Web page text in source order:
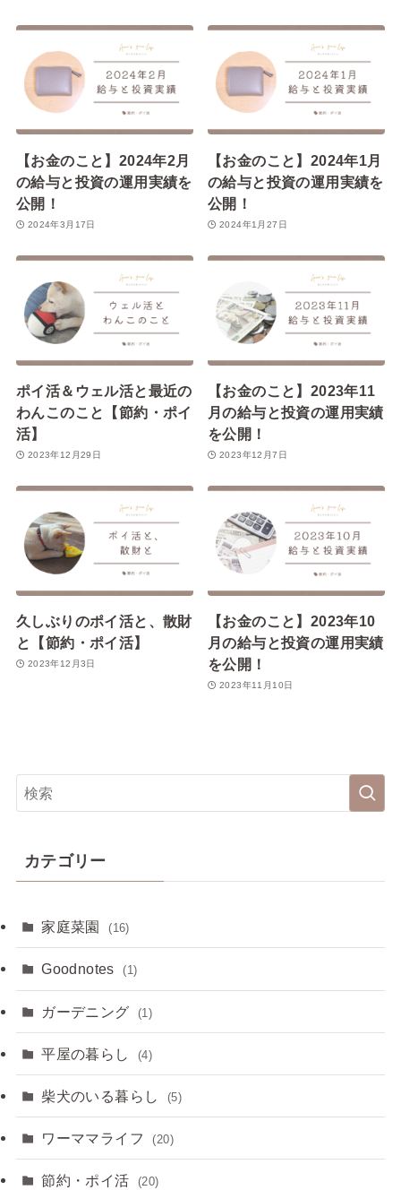
【お金のこと】2024年2月
の給与と投資の運用実績を
公開！
2024年3月17日
【お金のこと】2024年1月
の給与と投資の運用実績を
公開！
2024年1月27日
ポイ活＆ウェル活と最近の
わんこのこと【節約・ポイ
活】
2023年12月29日
【お金のこと】2023年11
月の給与と投資の運用実績
を公開！
2023年12月7日
久しぶりのポイ活と、散財
と【節約・ポイ活】
2023年12月3日
【お金のこと】2023年10
月の給与と投資の運用実績
を公開！
2023年11月10日
カテゴリー
家庭菜園 (16)
Goodnotes (1)
ガーデニング (1)
平屋の暮らし (4)
柴犬のいる暮らし (5)
ワーママライフ (20)
節約・ポイ活 (20)